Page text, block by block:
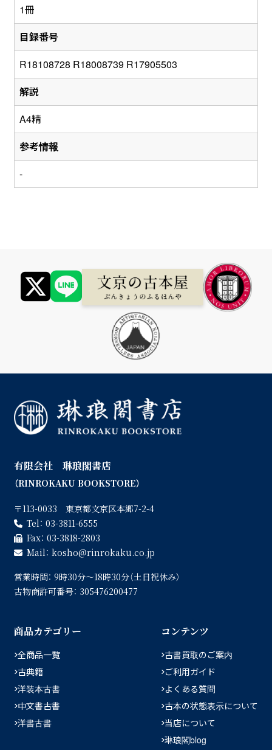
1冊
目録番号
R18108728 R18008739 R17905503
解説
A4精
参考情報
-
有限会社 琳琅閣書店
（RINROKAKU BOOKSTORE）
〒113-0033 東京都文京区本郷7-2-4
Tel： 03-3811-6555
Fax： 03-3818-2803
Mail： kosho
rinrokaku.co.jp
営業時間： 9時30分〜18時30分（土日祝休み）
古物商許可番号： 305476200477
商品カテゴリー
全商品一覧
古典籍
洋装本古書
中文書古書
洋書古書
コンテンツ
古書買取のご案内
ご利用ガイド
よくある質問
古本の状態表示について
当店について
琳琅閣blog